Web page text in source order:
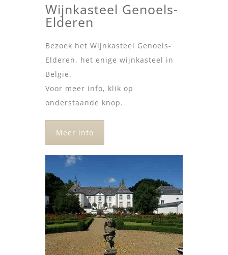
Wijnkasteel Genoels-
Elderen
Bezoek het Wijnkasteel Genoels-
Elderen, het enige wijnkasteel in
België.
Voor meer info, klik op
onderstaande knop.
Meer info